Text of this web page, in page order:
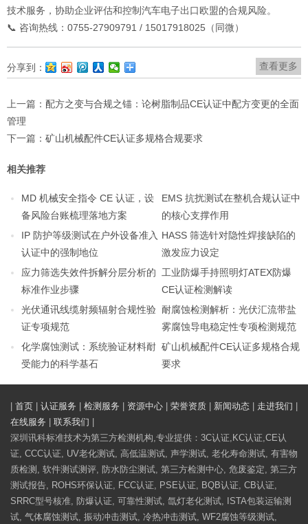
技术服务，协助企业评估和控制汽车电子出口欧盟的合规风险。
📞 咨询热线：0755-27909791 / 15017918025（同微）
查看更多
分享到：
上一篇： 配方之变与合规之锚：论树脂制品CE认证中配方变更的全面
管理
下一篇： 矿山机械配件CE认证多规格合规要求
相关推荐
MD 机械安全指令 CE 认证，设
备风险台账梳理落地方案
EMS 抗扰测试在整机合规认证中
的核心支撑作用
IP 防护等级测试在户外设备准入
认证中的强制地位
HASS 筛选针对隐性焊接缺陷的
激发应力设定
应力筛选失效件拆解分层分析的
标准作业步骤
工业防爆手持照明灯ATEX防爆
CE认证检测解读
光伏通讯线缆射频辐射合规性验
证专项规范
耐腐蚀检测解析：光伏汇流带盐
雾腐蚀导电稳定性专项检测规范
化学腐蚀测试：系统验证材料耐
受能力的科学基石
矿山机械配件CE认证多规格合规
要求
首页 认证服务 检测服务 资源中心 荣誉资质 新闻动态 走进我们
在线服务
联系我们
深圳讯科标准技术为第三方检测机构,专业提供：3C认证,KC认证,CE认
证, CCC认证, UV老化测试, 高低温测试, 声学测试, 老化寿命测试, 有害物
质检测, 软件测试测评, 防水防尘测试, 第三方检测中心, 危废鉴定, 第三方
测试报告, ROHS环保认证, FCC认证, PSE认证, BQB认证, CB认证,
SRRC型号核准, 防爆认证, 可靠性测试, 氙灯老化测试, ISTA包装运输测
试, 气体腐蚀测试, 振动冲击测试, 冷热冲击测试, WF2腐蚀等级测试,